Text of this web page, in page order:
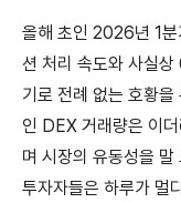
올해 초인 2026년 1분
션 처리 속도와 사실
기로 전례 없는 호황을
인 DEX 거래량은 이
며 시장의 유동성을 말
투자자들은 하루가 멀